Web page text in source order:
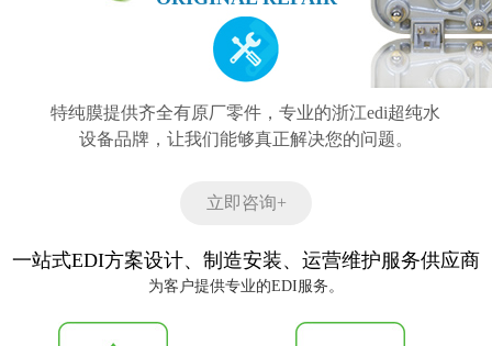
特纯膜提供齐全有原厂零件，专业的浙江edi超纯水
设备品牌，让我们能够真正解决您的问题。
立即咨询+
一站式EDI方案设计、制造安装、运营维护服务供应商
为客户提供专业的EDI服务。